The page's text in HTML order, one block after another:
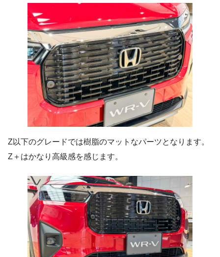
Z以下のグレードでは樹脂のマットなパーツとなります。
Z＋はかなり高級感を感じます。